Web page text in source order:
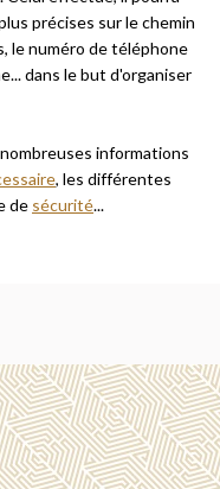
précises sur le chemin
le numéro de téléphone
dans le but d'organiser
informations
, les différentes
de sécurité...